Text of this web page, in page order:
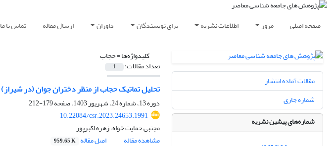
صفحه اصلی مرور اطلاعات نشریه برای نویسندگان داوران ارسال مقاله تماس با ما
کلیدواژه‌ها =حجاب
تعداد مقالات: 1
تحلیل تماتیک حجاب از منظر دختران جوان (در شیراز)
دوره 13، شماره 24، شهریور 1403، صفحه
179-212
10.22084/csr.2023.24653.1991
مجتبی حمایت خواه، زهره اکبرپور
مشاهده مقاله
اصل مقاله 959.65 K
مقالات آماده انتشار
شماره جاری
شماره‌های پیشین نشریه